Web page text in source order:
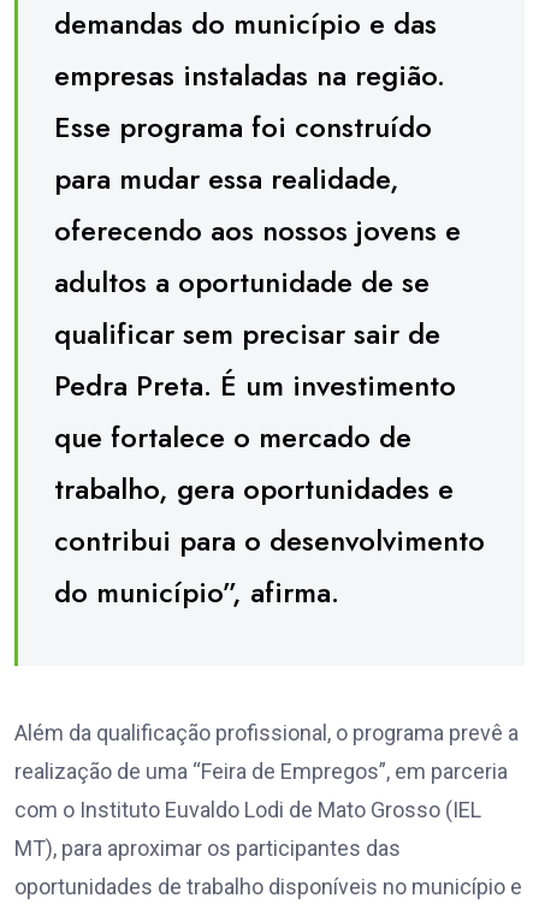
demandas do município e das
empresas instaladas na região.
Esse programa foi construído
para mudar essa realidade,
oferecendo aos nossos jovens e
adultos a oportunidade de se
qualificar sem precisar sair de
Pedra Preta. É um investimento
que fortalece o mercado de
trabalho, gera oportunidades e
contribui para o desenvolvimento
do município”, afirma.
Além da qualificação profissional, o programa prevê a
realização de uma “Feira de Empregos”, em parceria
com o Instituto Euvaldo Lodi de Mato Grosso (IEL
MT), para aproximar os participantes das
oportunidades de trabalho disponíveis no município e